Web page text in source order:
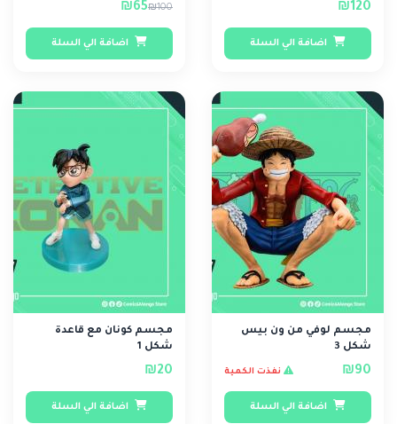
₪120
اضافة الي السلة
₪100
₪65
اضافة الي السلة
مجسم لوفي من ون بيس
شكل 3
₪90 نفذت الكمية
اضافة الي السلة
مجسم كونان مع قاعدة
شكل 1
₪20
اضافة الي السلة